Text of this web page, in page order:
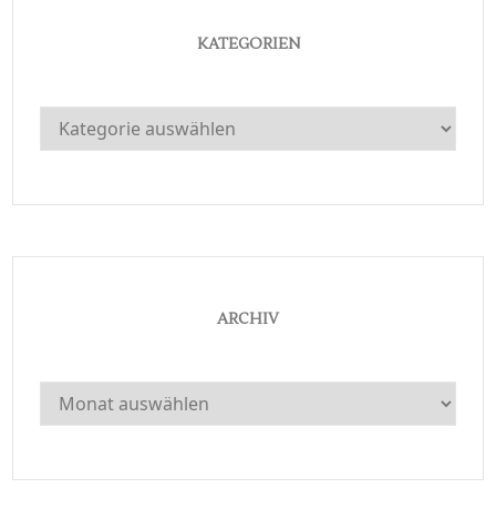
KATEGORIEN
Kategorien
ARCHIV
Archiv